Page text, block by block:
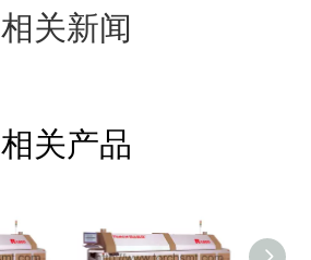
相关新闻
相关产品